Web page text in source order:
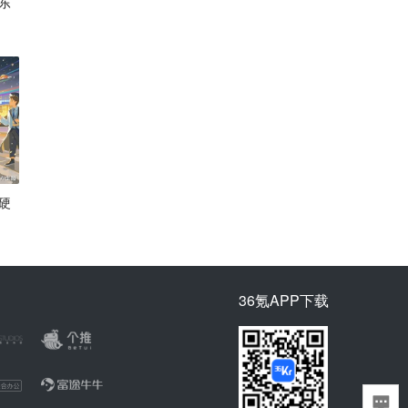
36氪APP下载